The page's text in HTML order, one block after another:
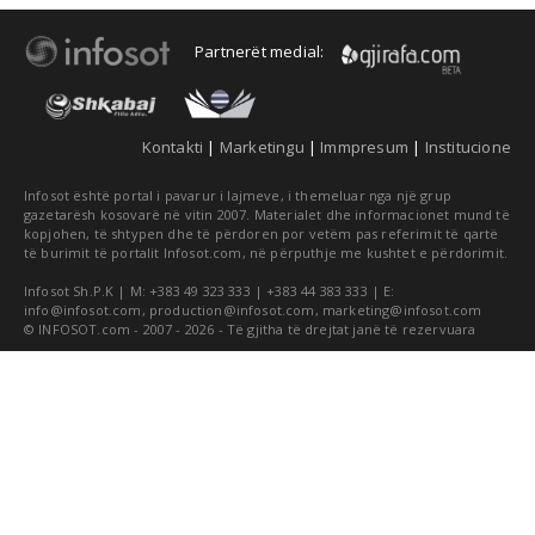
Partnerët medial:
Kontakti | Marketingu | Immpresum | Institucione
Infosot është portal i pavarur i lajmeve, i themeluar nga një grup
gazetarësh kosovarë në vitin 2007. Materialet dhe informacionet mund të
kopjohen, të shtypen dhe të përdoren por vetëm pas referimit të qartë
të burimit të portalit Infosot.com, në përputhje me kushtet e përdorimit.
Infosot Sh.P.K | M: +383 49 323 333 | +383 44 383 333 | E:
info@infosot.com , production@infosot.com , marketing@infosot.com
© INFOSOT.com - 2007 - 2026 - Të gjitha të drejtat janë të rezervuara